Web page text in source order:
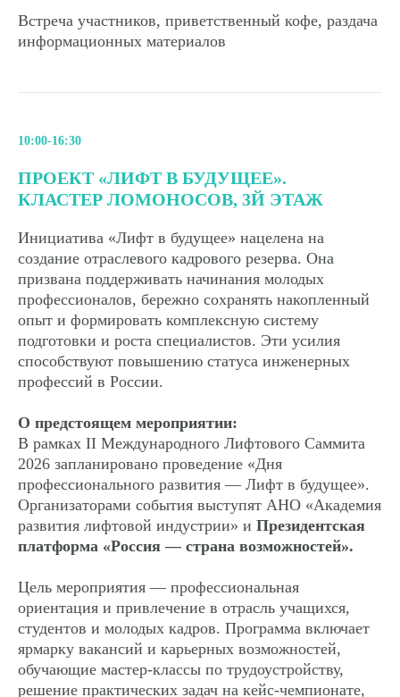
Встреча участников, приветственный кофе, раздача
информационных материалов
10:00-16:30
ПРОЕКТ «ЛИФТ В БУДУЩЕЕ».
КЛАСТЕР ЛОМОНОСОВ, 3Й ЭТАЖ
Инициатива «Лифт в будущее» нацелена на
создание отраслевого кадрового резерва. Она
призвана поддерживать начинания молодых
профессионалов, бережно сохранять накопленный
опыт и формировать комплексную систему
подготовки и роста специалистов. Эти усилия
способствуют повышению статуса инженерных
профессий в России.
О предстоящем мероприятии:
В рамках II Международного Лифтового Саммита
2026 запланировано проведение «Дня
профессионального развития — Лифт в будущее».
Организаторами события выступят АНО «Академия
развития лифтовой индустрии» и Президентская
платформа «Россия — страна возможностей».
Цель мероприятия — профессиональная
ориентация и привлечение в отрасль учащихся,
студентов и молодых кадров. Программа включает
ярмарку вакансий и карьерных возможностей,
обучающие мастер-классы по трудоустройству,
решение практических задач на кейс-чемпионате,